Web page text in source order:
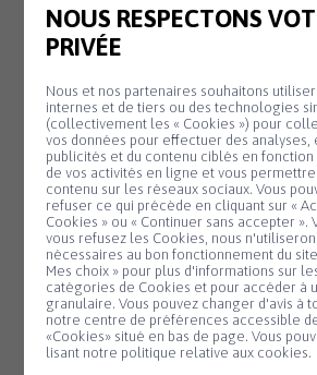
Panneau
NOUS RESPECTONS
PRIVÉE
Nous et nos partenaires souhaitons
internes et de tiers ou des technologies
(collectivement les « Cookies ») pour
vos données pour effectuer des analyses,
publicités et du contenu ciblés en
de vos activités en ligne et vous
contenu sur les réseaux sociaux. Vous
refuser ce qui précède en cliquant sur «
Cookies » ou « Continuer sans accepter ».
vous refusez les Cookies, nous
nécessaires au bon fonctionnement du
Mes choix » pour plus d'informations sur
catégories de Cookies et pour accéder à
granulaire. Vous pouvez changer d'avis à
notre centre de préférences accessible
«Cookies» situé en bas de page. Vous
lisant notre politique relative aux cookies.
THÉGONNEC
nacelles intervenir aux niveaux
téléphoniques.
Des diagnostics des
recevoir la fibre optique sont
en cours.
L’entreprise Origo est chargée
diagnostics.
Suite aux relevés et aux
travaux seront exécutés en
début de commercialisation en